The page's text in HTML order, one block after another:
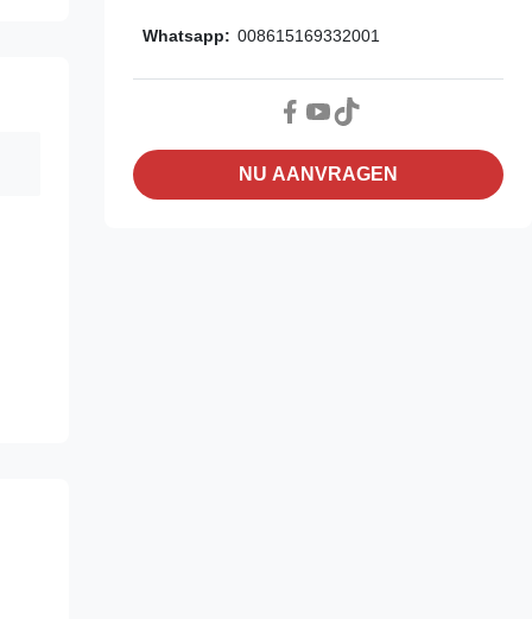
Whatsapp: 008615169332001
NU AANVRAGEN